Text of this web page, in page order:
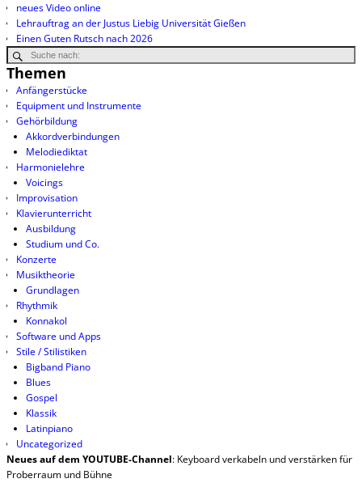
neues Video online
Lehrauftrag an der Justus Liebig Universität Gießen
Einen Guten Rutsch nach 2026
Themen
Anfängerstücke
Equipment und Instrumente
Gehörbildung
Akkordverbindungen
Melodiediktat
Harmonielehre
Voicings
Improvisation
Klavierunterricht
Ausbildung
Studium und Co.
Konzerte
Musiktheorie
Grundlagen
Rhythmik
Konnakol
Software und Apps
Stile / Stilistiken
Bigband Piano
Blues
Gospel
Klassik
Latinpiano
Uncategorized
Neues auf dem YOUTUBE-Channel: Keyboard verkabeln und verstärken für
Proberraum und Bühne